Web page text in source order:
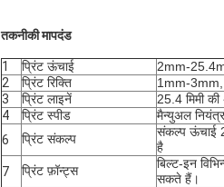
तकनीकी मापदंड
1 प्रिंट ऊंचाई
2mm-
2
प्रिंट रिक्ति
1mm-3mm,
3
प्रिंट लाइनें
25.4 मिमी
4
प्रिंट स्पीड
मैन्युअल
6
प्रिंट संकल्प
संकल्प ऊंचाई
है
7
प्रिंट फ़ॉन्ट्स
बिल्ट-इन
सकते हैं।